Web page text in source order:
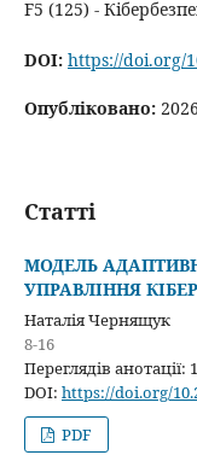
F5 (125) -
DOI: https://doi.org/
Опубліковано:
Статті
МОДЕЛЬ
УПРАВЛІННЯ
Наталія Чернящук
8-16
Переглядів
DOI: https://doi.org/
PDF